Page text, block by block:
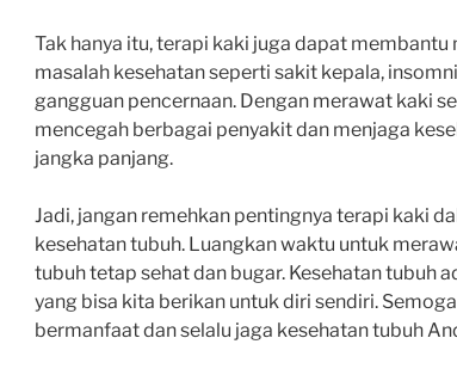
Tak hanya itu, terapi kaki juga dapat
masalah kesehatan seperti sakit kepala,
gangguan pencernaan. Dengan merawat kaki
mencegah berbagai penyakit dan menjaga
jangka panjang.
Jadi, jangan remehkan pentingnya terapi kaki
kesehatan tubuh. Luangkan waktu untuk
tubuh tetap sehat dan bugar. Kesehatan tubuh
yang bisa kita berikan untuk diri sendiri.
bermanfaat dan selalu jaga kesehatan tubuh